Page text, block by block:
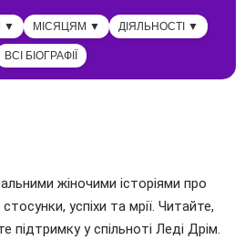
▼ МІСЯЦЯМ ▼ ДІЯЛЬНОСТІ ▼
ВСІ БІОГРАФІЇ
жіночими історіями про
успіхи та мрії. Читайте,
підтримку у спільноті Леді Дрім.